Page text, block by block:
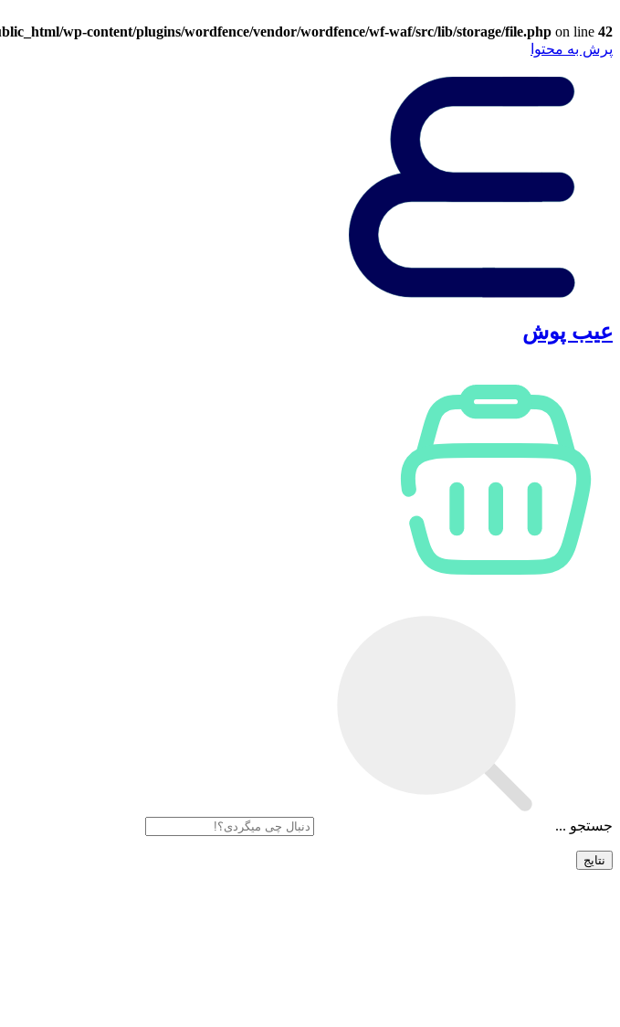
wp-content/plugins/wordfence/vendor/wordfence/wf-waf/src/lib/storage/file.php on line 42
پرش به محتوا
عیب پوش
جستجو ...
نتایج